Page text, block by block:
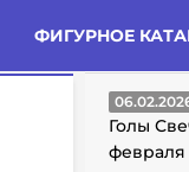
ФИГУРНОЕГОЛЫ
Голы
февраля